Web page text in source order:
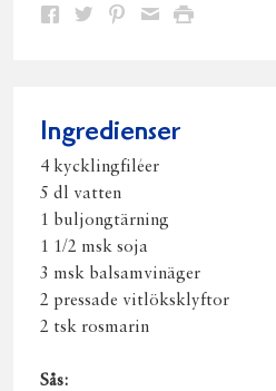
Dela Dela Dela DelaSkriv
Ingredienser
4 kycklingfiléer
5 dl vatten
1 buljongtärning
1 1/2 msk soja
3 msk balsamvinäger
2 pressade vitlöksklyftor
2 tsk rosmarin
Sås: